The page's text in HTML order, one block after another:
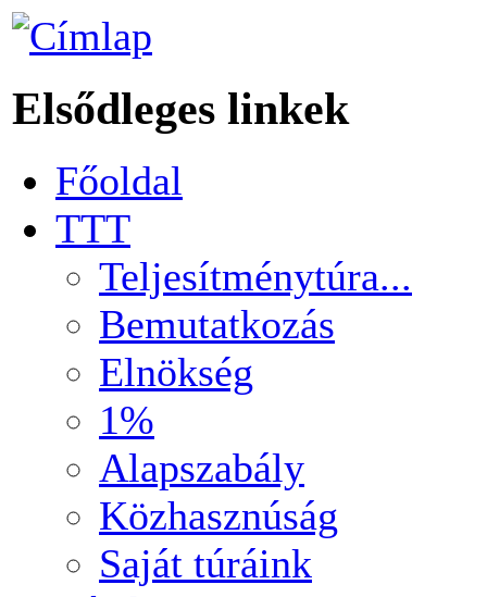
Elsődleges linkek
Főoldal
TTT
Teljesítménytúra...
Bemutatkozás
Elnökség
1%
Alapszabály
Közhasznúság
Saját túráink